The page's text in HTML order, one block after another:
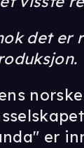
det
er